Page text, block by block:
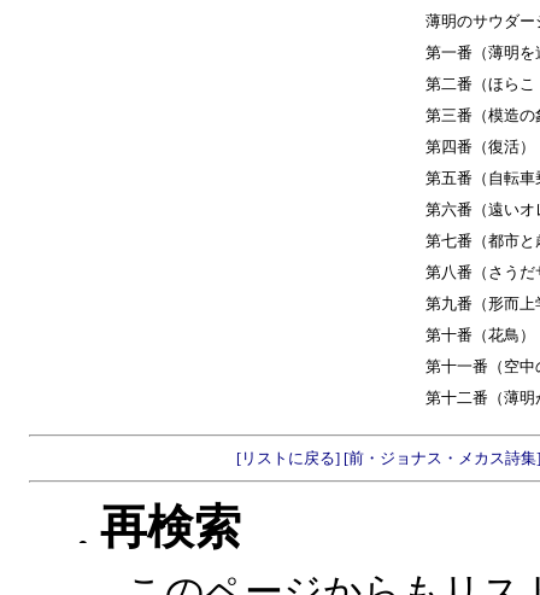
薄明のサウダー
第一番（薄明を
第二番（ほら
第三番（模造の
第四番（復活）
第五番（自転車
第六番（遠いオ
第七番（都市
第八番（さう
第九番（形而
第十番（花鳥）
第十一番（空
第十二番（薄
[リストに戻る][前・ジョナス・メカス詩集]
再検索